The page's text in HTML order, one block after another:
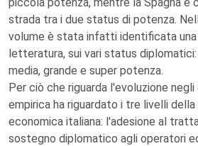
strada tra i due status di potenza.
volume è stata infatti identificata una
letteratura, sui vari status
media, grande e super potenza.
Per ciò che riguarda l'evoluzione negli
empirica ha riguardato i tre livelli
economica italiana: l'adesione al
sostegno diplomatico agli operatori